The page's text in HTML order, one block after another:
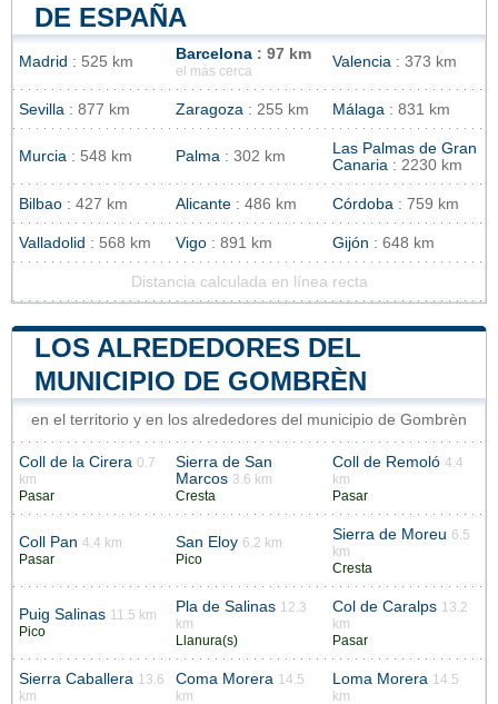
DE ESPAÑA
Madrid : 525 km Barcelona : 97 km
el más cerca
Valencia : 373 km
Sevilla : 877 km Zaragoza : 255 km Málaga : 831 km
Murcia : 548 km Palma : 302 km
Las Palmas de Gran
Canaria : 2230 km
Bilbao : 427 km Alicante : 486 km Córdoba : 759 km
Valladolid : 568 km Vigo : 891 km Gijón : 648 km
Distancia calculada en línea recta
LOS ALREDEDORES DEL
MUNICIPIO DE GOMBRÈN
en el territorio y en los alrededores del municipio de Gombrèn
Coll de la Cirera 0.7
km
Pasar
Sierra de San
Marcos 3.6 km
Cresta
Coll de Remoló 4.4
km
Pasar
Coll Pan 4.4 km
Pasar
San Eloy 6.2 km
Pico
Sierra de Moreu 6.5
km
Cresta
Puig Salinas 11.5 km
Pico
Pla de Salinas 12.3
km
Llanura(s)
Col de Caralps 13.2
km
Pasar
Sierra Caballera 13.6
km
Coma Morera 14.5
km
Loma Morera 14.5
km